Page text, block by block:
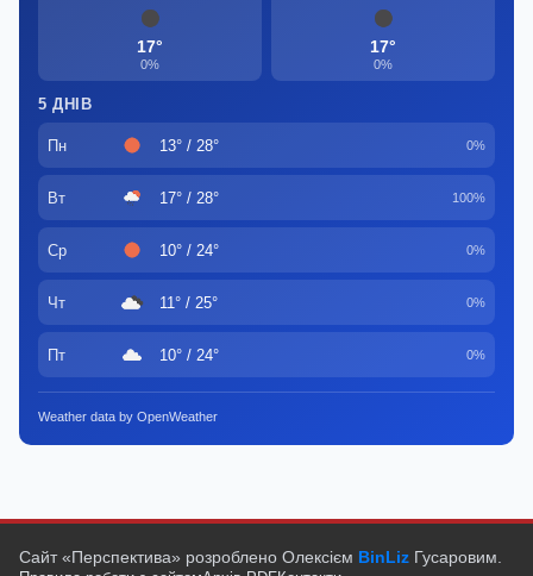
17°
0%
17°
0%
5 ДНІВ
Пн 13° / 28° 0%
Вт 17° / 28° 100%
Ср 10° / 24° 0%
Чт 11° / 25° 0%
Пт 10° / 24° 0%
Weather data by OpenWeather
Сайт «Перспектива» розроблено Олексієм BinLiz Гусаровим.